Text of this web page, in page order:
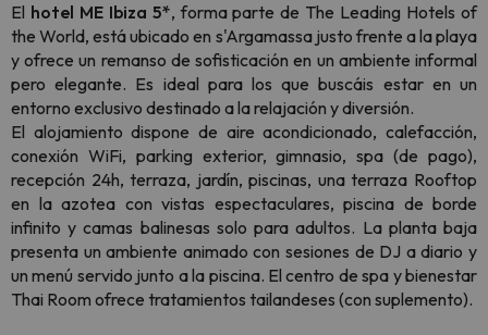
El hotel ME Ibiza 5*, forma parte de The Leading Hotels of
the World, está ubicado en s'Argamassa justo frente a la playa
y ofrece un remanso de sofisticación en un ambiente informal
pero elegante. Es ideal para los que buscáis estar en un
entorno exclusivo destinado a la relajación y diversión.
El alojamiento dispone de aire acondicionado, calefacción,
conexión WiFi, parking exterior, gimnasio, spa (de pago),
recepción 24h, terraza, jardín, piscinas, una terraza Rooftop
en la azotea con vistas espectaculares, piscina de borde
infinito y camas balinesas solo para adultos. La planta baja
presenta un ambiente animado con sesiones de DJ a diario y
un menú servido junto a la piscina. El centro de spa y bienestar
Thai Room ofrece tratamientos tailandeses (con suplemento).